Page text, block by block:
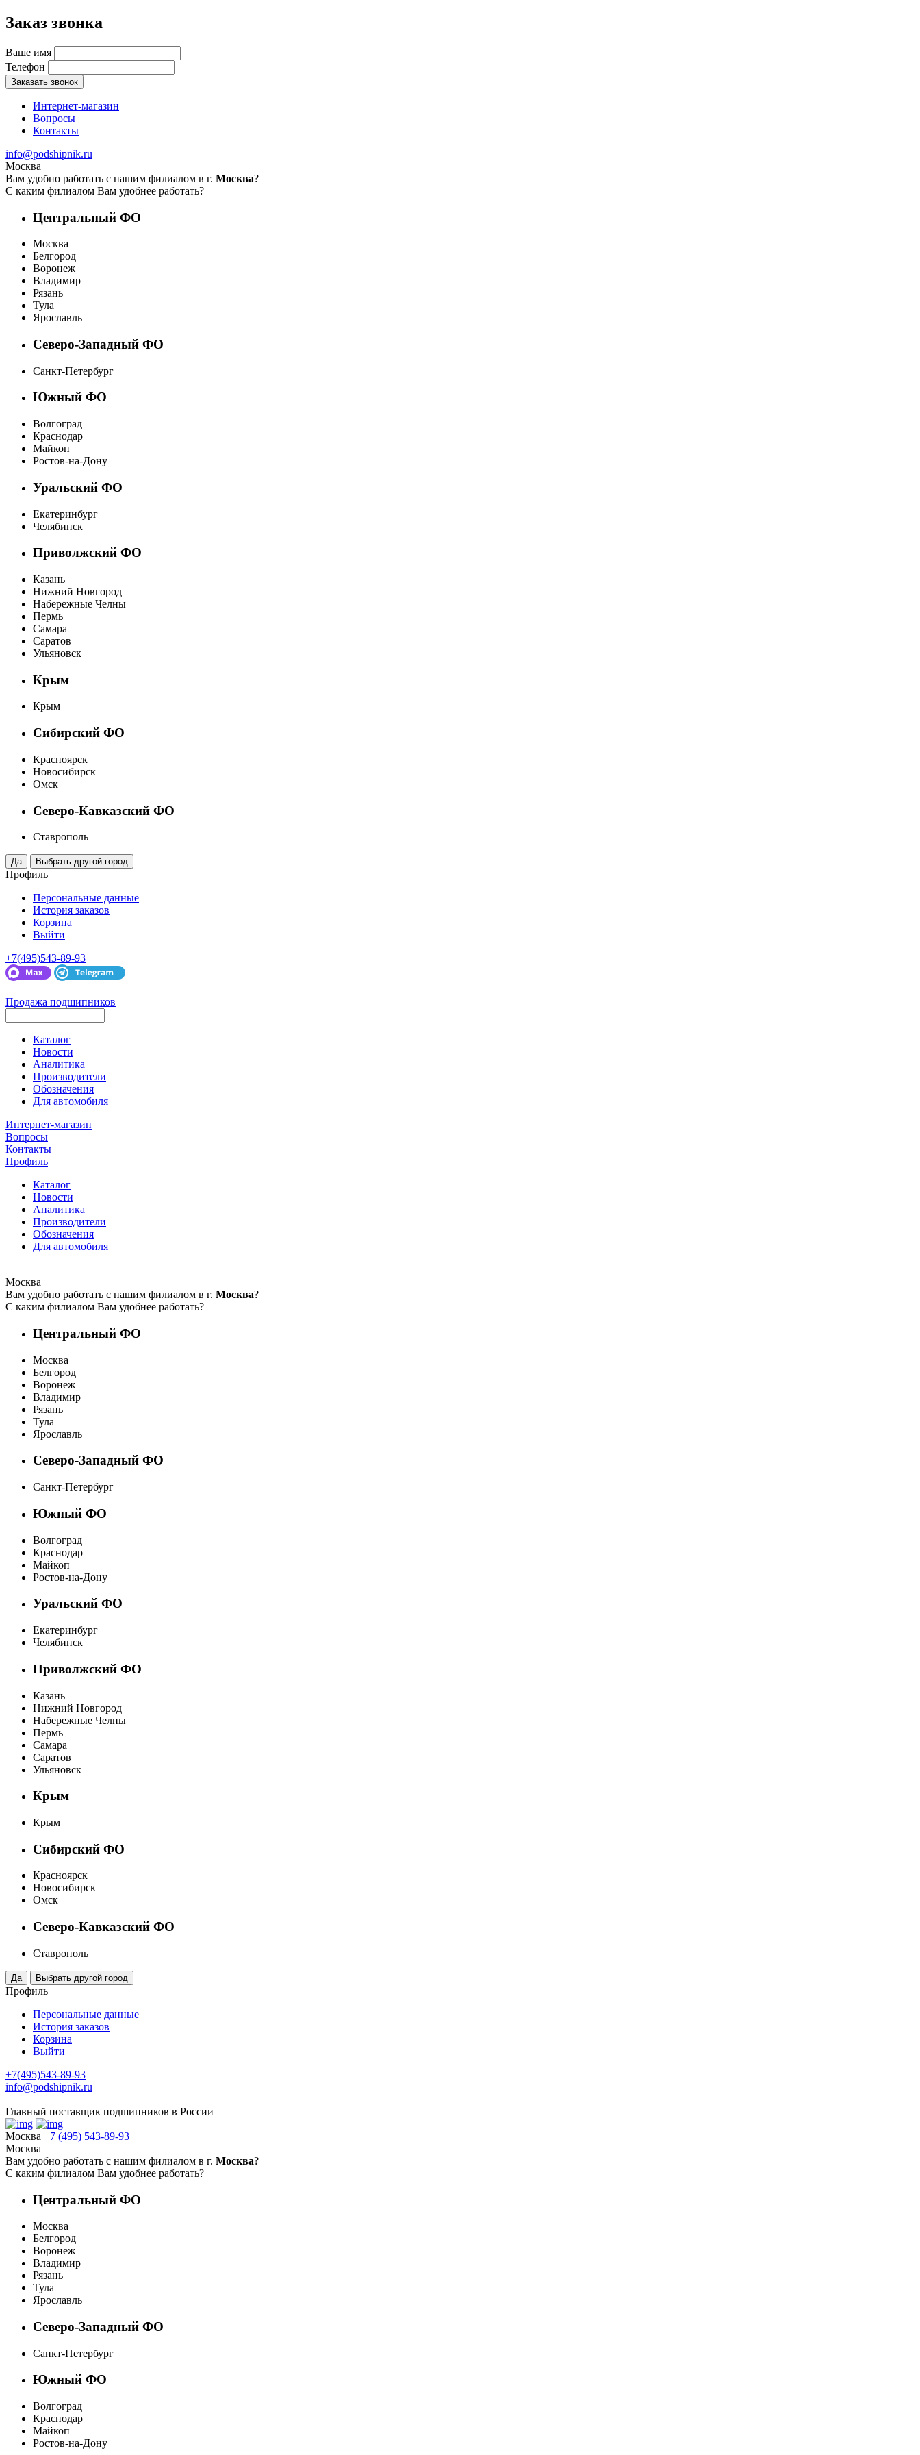
Заказ звонка
Ваше имя
Телефон
Заказать звонок
Интернет-магазин
Вопросы
Контакты
info@podshipnik.ru
Москва
Вам удобно работать с нашим филиалом в г. Москва?
С каким филиалом Вам удобнее работать?
Центральный ФО
Москва
Белгород
Воронеж
Владимир
Рязань
Тула
Ярославль
Северо-Западный ФО
Санкт-Петербург
Южный ФО
Волгоград
Краснодар
Майкоп
Ростов-на-Дону
Уральский ФО
Екатеринбург
Челябинск
Приволжский ФО
Казань
Нижний Новгород
Набережные Челны
Пермь
Самара
Саратов
Ульяновск
Крым
Крым
Сибирский ФО
Красноярск
Новосибирск
Омск
Северо-Кавказский ФО
Ставрополь
Профиль
Персональные данные
История заказов
Корзина
Выйти
+7(495)543-89-93
Продажа подшипников
Каталог
Новости
Аналитика
Производители
Обозначения
Для автомобиля
Интернет-магазин
Вопросы
Контакты
Профиль
Каталог
Новости
Аналитика
Производители
Обозначения
Для автомобиля
Москва
Вам удобно работать с нашим филиалом в г. Москва?
С каким филиалом Вам удобнее работать?
Центральный ФО
Москва
Белгород
Воронеж
Владимир
Рязань
Тула
Ярославль
Северо-Западный ФО
Санкт-Петербург
Южный ФО
Волгоград
Краснодар
Майкоп
Ростов-на-Дону
Уральский ФО
Екатеринбург
Челябинск
Приволжский ФО
Казань
Нижний Новгород
Набережные Челны
Пермь
Самара
Саратов
Ульяновск
Крым
Крым
Сибирский ФО
Красноярск
Новосибирск
Омск
Северо-Кавказский ФО
Ставрополь
Профиль
Персональные данные
История заказов
Корзина
Выйти
+7(495)543-89-93
info@podshipnik.ru
Главный поставщик подшипников в России
Москва +7 (495) 543-89-93
Москва
Вам удобно работать с нашим филиалом в г. Москва?
С каким филиалом Вам удобнее работать?
Центральный ФО
Москва
Белгород
Воронеж
Владимир
Рязань
Тула
Ярославль
Северо-Западный ФО
Санкт-Петербург
Южный ФО
Волгоград
Краснодар
Майкоп
Ростов-на-Дону